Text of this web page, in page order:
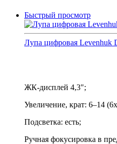
Быстрый просмотр
Лупа цифровая Levenhuk
ЖК-дисплей 4,3";
Увеличение, крат: 6–14
Подсветка: есть;
Ручная фокусировка в